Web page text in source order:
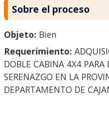
Sobre el proceso
Objeto: Bien
Requerimiento:
DOBLE CABINA 4X4 PARA
SERENAZGO EN LA
DEPARTAMENTO DE